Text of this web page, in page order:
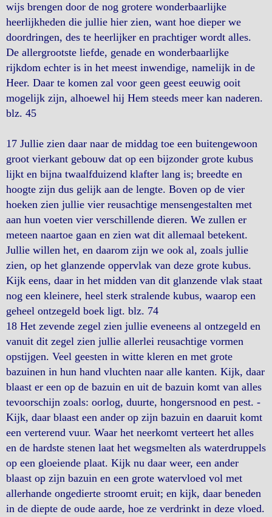
wijs brengen door de nog grotere wonderbaarlijke
heerlijkheden die jullie hier zien, want hoe dieper we
doordringen, des te heerlijker en prachtiger wordt alles.
De allergrootste liefde, genade en wonderbaarlijke
rijkdom echter is in het meest inwendige, namelijk in de
Heer. Daar te komen zal voor geen geest eeuwig ooit
mogelijk zijn, alhoewel hij Hem steeds meer kan naderen.
blz. 45
17 Jullie zien daar naar de middag toe een buitengewoon
groot vierkant gebouw dat op een bijzonder grote kubus
lijkt en bijna twaalfduizend klafter lang is; breedte en
hoogte zijn dus gelijk aan de lengte. Boven op de vier
hoeken zien jullie vier reusachtige mensengestalten met
aan hun voeten vier verschillende dieren. We zullen er
meteen naartoe gaan en zien wat dit allemaal betekent.
Jullie willen het, en daarom zijn we ook al, zoals jullie
zien, op het glanzende oppervlak van deze grote kubus.
Kijk eens, daar in het midden van dit glanzende vlak staat
nog een kleinere, heel sterk stralende kubus, waarop een
geheel ontzegeld boek ligt. blz. 74
18 Het zevende zegel zien jullie eveneens al ontzegeld en
vanuit dit zegel zien jullie allerlei reusachtige vormen
opstijgen. Veel geesten in witte kleren en met grote
bazuinen in hun hand vluchten naar alle kanten. Kijk, daar
blaast er een op de bazuin en uit de bazuin komt van alles
tevoorschijn zoals: oorlog, duurte, hongersnood en pest. -
Kijk, daar blaast een ander op zijn bazuin en daaruit komt
een verterend vuur. Waar het neerkomt verteert het alles
en de hardste stenen laat het wegsmelten als waterdruppels
op een gloeiende plaat. Kijk nu daar weer, een ander
blaast op zijn bazuin en een grote watervloed vol met
allerhande ongedierte stroomt eruit; en kijk, daar beneden
in de diepte de oude aarde, hoe ze verdrinkt in deze vloed.